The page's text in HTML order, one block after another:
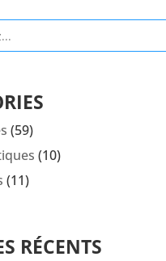
(59)
(10)
(11)
RÉCENTS